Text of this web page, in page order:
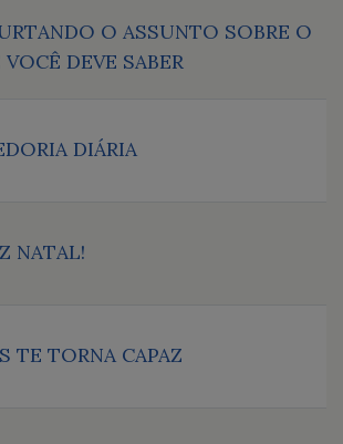
O ASSUNTO SOBRE O
DEVE SABER
DIÁRIA
NATAL!
TE TORNA CAPAZ